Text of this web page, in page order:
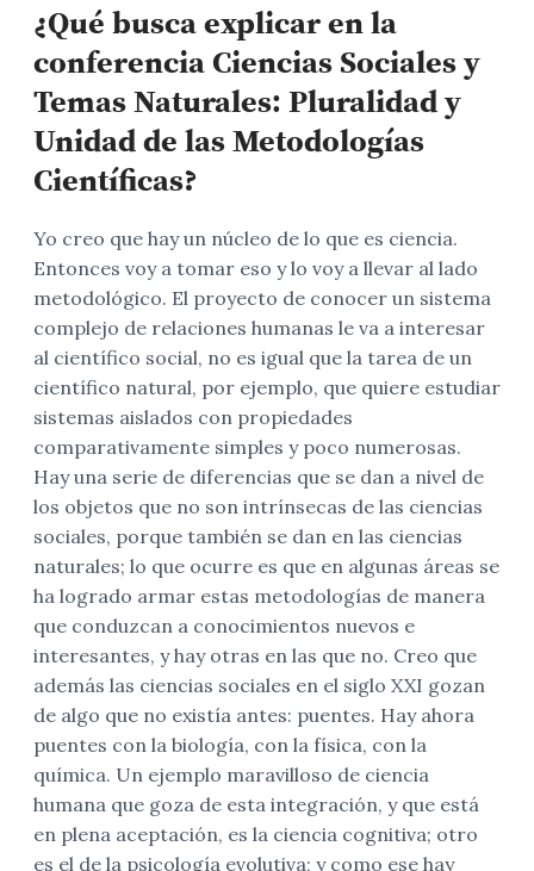
¿Qué busca explicar en la
conferencia Ciencias Sociales y
Temas Naturales: Pluralidad y
Unidad de las Metodologías
Científicas?
Yo creo que hay un núcleo de lo que es ciencia.
Entonces voy a tomar eso y lo voy a llevar al lado
metodológico. El proyecto de conocer un sistema
complejo de relaciones humanas le va a interesar
al científico social, no es igual que la tarea de un
científico natural, por ejemplo, que quiere estudiar
sistemas aislados con propiedades
comparativamente simples y poco numerosas.
Hay una serie de diferencias que se dan a nivel de
los objetos que no son intrínsecas de las ciencias
sociales, porque también se dan en las ciencias
naturales; lo que ocurre es que en algunas áreas se
ha logrado armar estas metodologías de manera
que conduzcan a conocimientos nuevos e
interesantes, y hay otras en las que no. Creo que
además las ciencias sociales en el siglo XXI gozan
de algo que no existía antes: puentes. Hay ahora
puentes con la biología, con la física, con la
química. Un ejemplo maravilloso de ciencia
humana que goza de esta integración, y que está
en plena aceptación, es la ciencia cognitiva; otro
es el de la psicología evolutiva; y como ese hay